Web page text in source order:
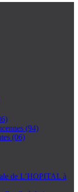
(94)
(06)
de L’HOPITAL à